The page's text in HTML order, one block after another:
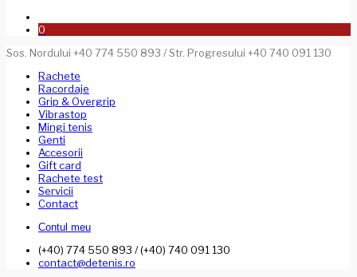
0
Sos. Nordului +40 774 550 893 / Str. Progresului +40 740 091 130
Rachete
Racordaje
Grip & Overgrip
Vibrastop
Mingi tenis
Genti
Accesorii
Gift card
Rachete test
Servicii
Contact
Contul meu
(+40) 774 550 893 / (+40) 740 091 130
contact@detenis.ro